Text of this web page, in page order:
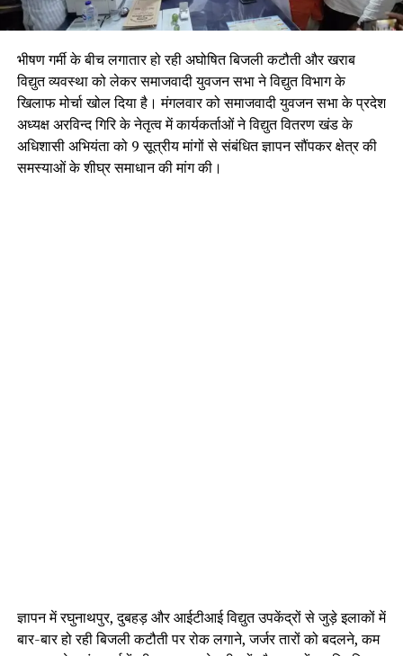
भीषण गर्मी के बीच लगातार हो रही अघोषित बिजली कटौती और खराब
विद्युत व्यवस्था को लेकर समाजवादी युवजन सभा ने विद्युत विभाग के
खिलाफ मोर्चा खोल दिया है। मंगलवार को समाजवादी युवजन सभा के प्रदेश
अध्यक्ष अरविन्द गिरि के नेतृत्व में कार्यकर्ताओं ने विद्युत वितरण खंड के
अधिशासी अभियंता को 9 सूत्रीय मांगों से संबंधित ज्ञापन सौंपकर क्षेत्र की
समस्याओं के शीघ्र समाधान की मांग की।
ज्ञापन में रघुनाथपुर, दुबहड़ और आईटीआई विद्युत उपकेंद्रों से जुड़े इलाकों में
बार-बार हो रही बिजली कटौती पर रोक लगाने, जर्जर तारों को बदलने, कम